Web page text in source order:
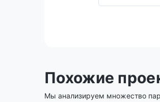
Похожие
Мы анализируем множество